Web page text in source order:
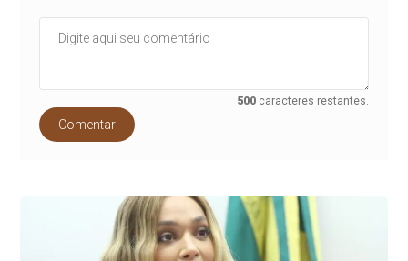
500 caracteres restantes.
Comentar